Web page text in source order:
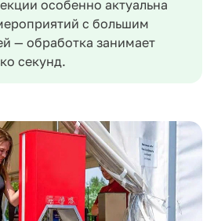
особенно актуальна
с большим
— обработка занимает
секунд.